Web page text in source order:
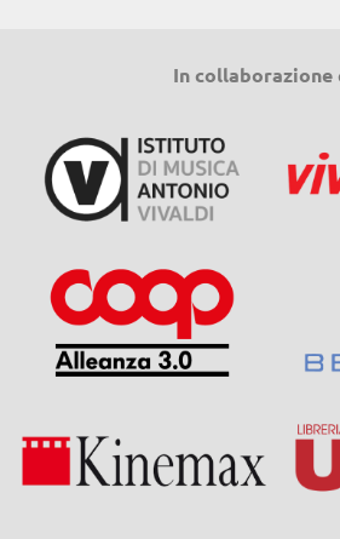
In collaborazione